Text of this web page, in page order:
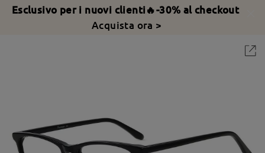
Esclusivo per i nuovi clienti🔥-30% al checkout
Acquista ora >